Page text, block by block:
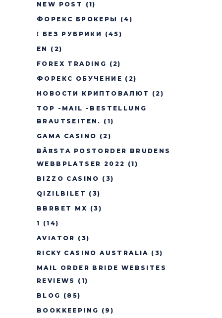
NEW POST
(1)
ФОРЕКС БРОКЕРЫ
(4)
! БЕЗ РУБРИКИ
(45)
EN
(2)
FOREX TRADING (2)
ФОРЕКС ОБУЧЕНИЕ (2)
НОВОСТИ КРИПТОВАЛЮТ
(2)
TOP -MAIL -BESTELLUNG
BRAUTSEITEN. (1)
GAMA CASINO (2)
BÃ¤STA POSTORDER BRUDENS
WEBBPLATSER 2022 (1)
BIZZO CASINO (3)
QIZILBILET (3)
BBRBET MX (3)
1 (14)
AVIATOR (3)
RICKY CASINO AUSTRALIA (3)
MAIL ORDER BRIDE WEBSITES
REVIEWS
(1)
BLOG (85)
BOOKKEEPING (9)